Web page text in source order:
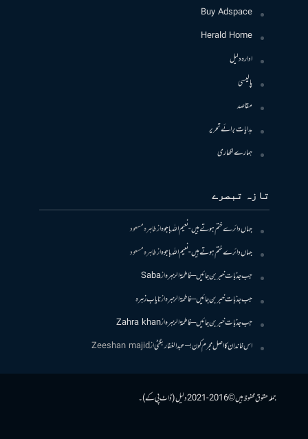
Buy Adspace
Herald Home
ادارہ دلیل
پالیسی
مقاصد
ہدایات برائے تحریر
ہمارے لکھاری
تازہ تبصرے
جہاں دائرے ختم ہوتے ہیں- نعیم اللہ باجوہازطاہرہ مسعود
جہاں دائرے ختم ہوتے ہیں- نعیم اللہ باجوہازطاہرہ مسعود
جب جذبات خبر بن جائیں – فاطمۃالزہرہازSaba
جب جذبات خبر بن جائیں – فاطمۃالزہرہازنایاب زہرہ
جب جذبات خبر بن جائیں – فاطمۃالزہرہازZahra khan
اس خاندان کا اصل مجرم کون! – عبدالغفار بگٹیازZeeshan majid
جملہ حقوق محفوظ ہیں © 2016-2021 دلیل (ڈاٹ پی کے)۔